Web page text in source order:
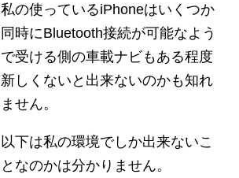
私の使っているiPhoneはいくつか
同時にBluetooth接続が可能なよう
で受ける側の車載ナビもある程度
新しくないと出来ないのかも知れ
ません。
以下は私の環境でしか出来ないこ
となのかは分かりません。